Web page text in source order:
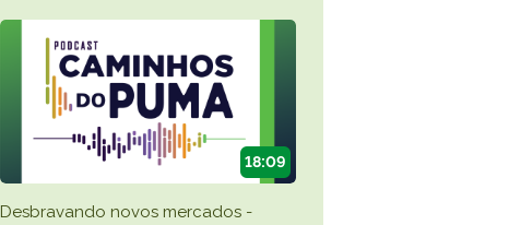
18:09
Desbravando novos mercados -